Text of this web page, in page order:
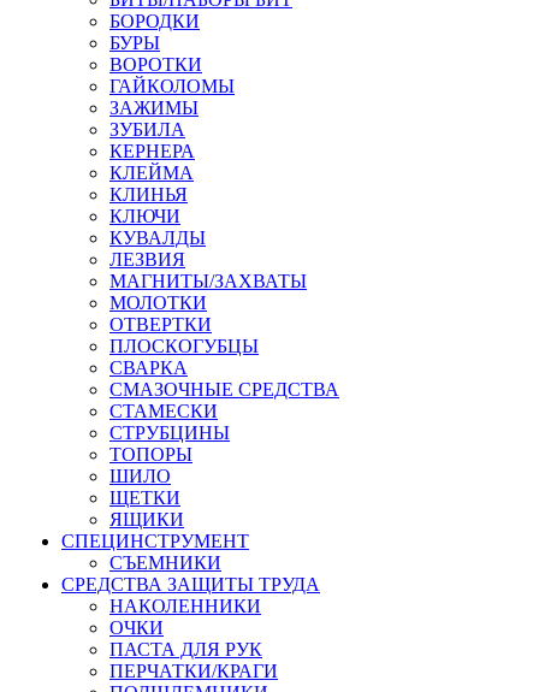
БОРОДКИ
БУРЫ
ВОРОТКИ
ГАЙКОЛОМЫ
ЗАЖИМЫ
ЗУБИЛА
КЕРНЕРА
КЛЕЙМА
КЛИНЬЯ
КЛЮЧИ
КУВАЛДЫ
ЛЕЗВИЯ
МАГНИТЫ/ЗАХВАТЫ
МОЛОТКИ
ОТВЕРТКИ
ПЛОСКОГУБЦЫ
СВАРКА
СМАЗОЧНЫЕ СРЕДСТВА
СТАМЕСКИ
СТРУБЦИНЫ
ТОПОРЫ
ШИЛО
ЩЕТКИ
ЯЩИКИ
СПЕЦИНСТРУМЕНТ
СЪЕМНИКИ
СРЕДСТВА ЗАЩИТЫ ТРУДА
НАКОЛЕННИКИ
ОЧКИ
ПАСТА ДЛЯ РУК
ПЕРЧАТКИ/КРАГИ